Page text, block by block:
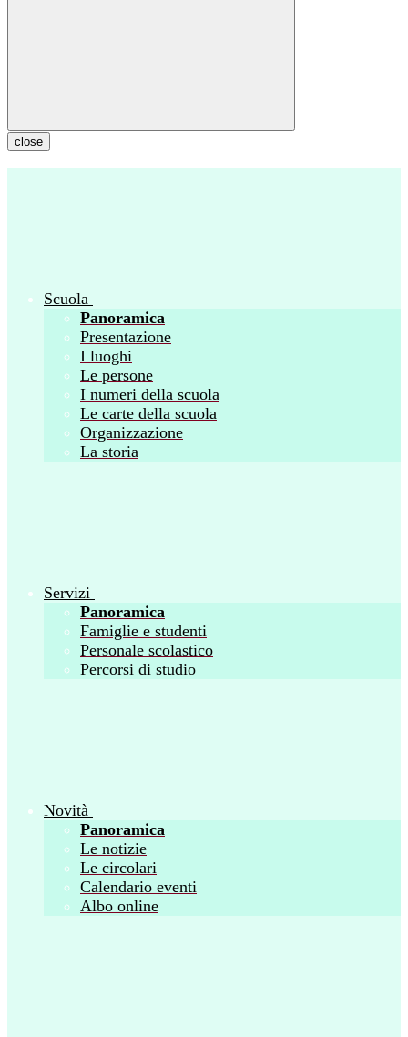
close
Scuola
Panoramica
Presentazione
I luoghi
Le persone
I numeri della scuola
Le carte della scuola
Organizzazione
La storia
Servizi
Panoramica
Famiglie e studenti
Personale scolastico
Percorsi di studio
Novità
Panoramica
Le notizie
Le circolari
Calendario eventi
Albo online